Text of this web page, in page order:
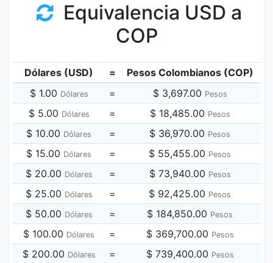
Equivalencia USD a
COP
Dólares (USD) =
Pesos Colombianos (COP)
$ 1.00 Dólares = $ 3,697.00 Pesos
$ 5.00 Dólares = $ 18,485.00 Pesos
$ 10.00 Dólares = $ 36,970.00 Pesos
$ 15.00 Dólares = $ 55,455.00 Pesos
$ 20.00 Dólares = $ 73,940.00 Pesos
$ 25.00 Dólares = $ 92,425.00 Pesos
$ 50.00 Dólares = $ 184,850.00 Pesos
$ 100.00 Dólares = $ 369,700.00 Pesos
$ 200.00 Dólares = $ 739,400.00 Pesos